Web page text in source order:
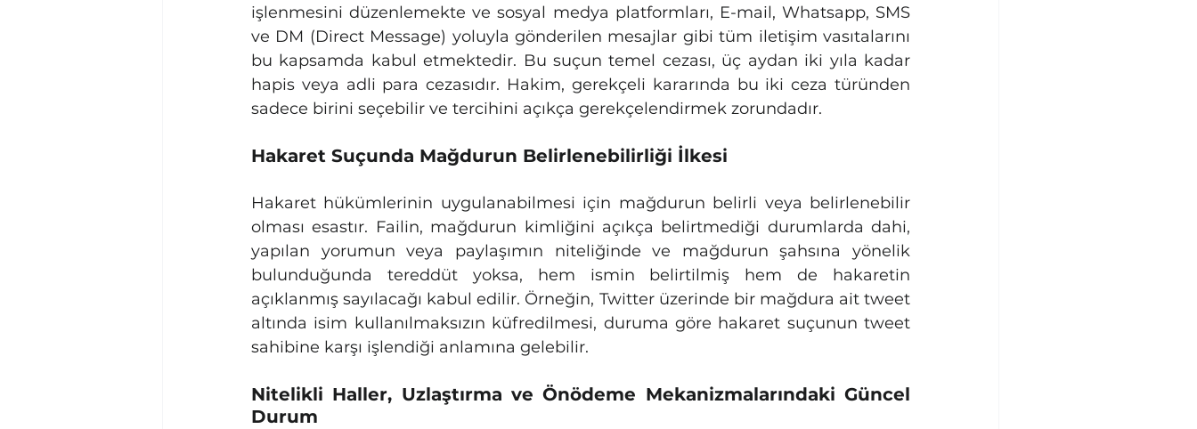
işlenmesini düzenlemekte ve sosyal medya platformları, E-mail, Whatsapp, SMS
ve DM (Direct Message) yoluyla gönderilen mesajlar gibi tüm iletişim vasıtalarını
bu kapsamda kabul etmektedir. Bu suçun temel cezası, üç aydan iki yıla kadar
hapis veya adli para cezasıdır. Hakim, gerekçeli kararında bu iki ceza türünden
sadece birini seçebilir ve tercihini açıkça gerekçelendirmek zorundadır.
Hakaret Suçunda Mağdurun Belirlenebilirliği İlkesi
Hakaret hükümlerinin uygulanabilmesi için mağdurun belirli veya belirlenebilir
olması esastır. Failin, mağdurun kimliğini açıkça belirtmediği durumlarda dahi,
yapılan yorumun veya paylaşımın niteliğinde ve mağdurun şahsına yönelik
bulunduğunda tereddüt yoksa, hem ismin belirtilmiş hem de hakaretin
açıklanmış sayılacağı kabul edilir. Örneğin, Twitter üzerinde bir mağdura ait tweet
altında isim kullanılmaksızın küfredilmesi, duruma göre hakaret suçunun tweet
sahibine karşı işlendiği anlamına gelebilir.
Nitelikli Haller, Uzlaştırma ve Önödeme Mekanizmalarındaki Güncel
Durum